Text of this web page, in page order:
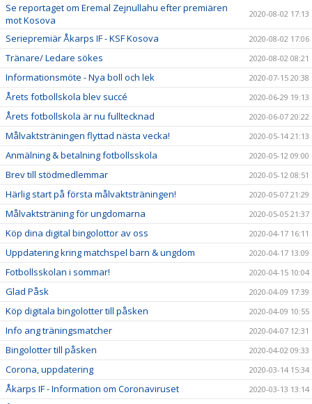
Se reportaget om Eremal Zejnullahu efter premiären
mot Kosova
2020-08-02 17:13
Seriepremiär Åkarps IF - KSF Kosova 2020-08-02 17:06
Tränare/ Ledare sökes 2020-08-02 08:21
Informationsmöte - Nya boll och lek 2020-07-15 20:38
Årets fotbollskola blev succé 2020-06-29 19:13
Årets fotbollskola är nu fulltecknad 2020-06-07 20:22
Målvaktsträningen flyttad nästa vecka! 2020-05-14 21:13
Anmälning & betalning fotbollsskola 2020-05-12 09:00
Brev till stödmedlemmar 2020-05-12 08:51
Härlig start på första målvaktsträningen! 2020-05-07 21:29
Målvaktsträning för ungdomarna 2020-05-05 21:37
Köp dina digital bingolottor av oss 2020-04-17 16:11
Uppdatering kring matchspel barn & ungdom 2020-04-17 13:09
Fotbollsskolan i sommar! 2020-04-15 10:04
Glad Påsk 2020-04-09 17:39
Köp digitala bingolotter till påsken 2020-04-09 10:55
Info ang träningsmatcher 2020-04-07 12:31
Bingolotter till påsken 2020-04-02 09:33
Corona, uppdatering 2020-03-14 15:34
Åkarps IF - Information om Coronaviruset 2020-03-13 13:14